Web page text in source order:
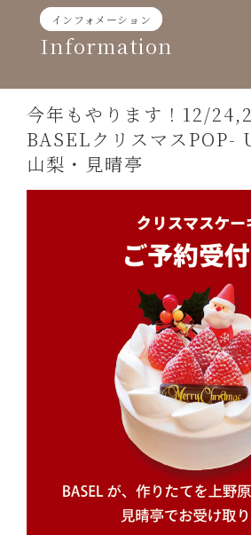
content
インフォメーション
Information
今年もやります！12/
BASELクリスマスPOP-
山梨・見晴亭